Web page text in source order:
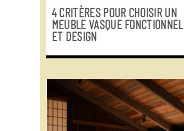
4 CRITÈRES POUR CHOISIR UN
MEUBLE VASQUE FONCTIONNEL
ET DESIGN